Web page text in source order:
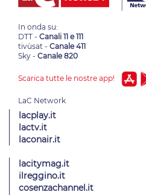
In onda su:
DTT - Canali 11 e 111
tivùsat - Canale 411
Sky - Canale 820
Scarica tutte le nostre app!
lacplay.it
lactv.it
laconair.it
lacitymag.it
ilreggino.it
cosenzachannel.it